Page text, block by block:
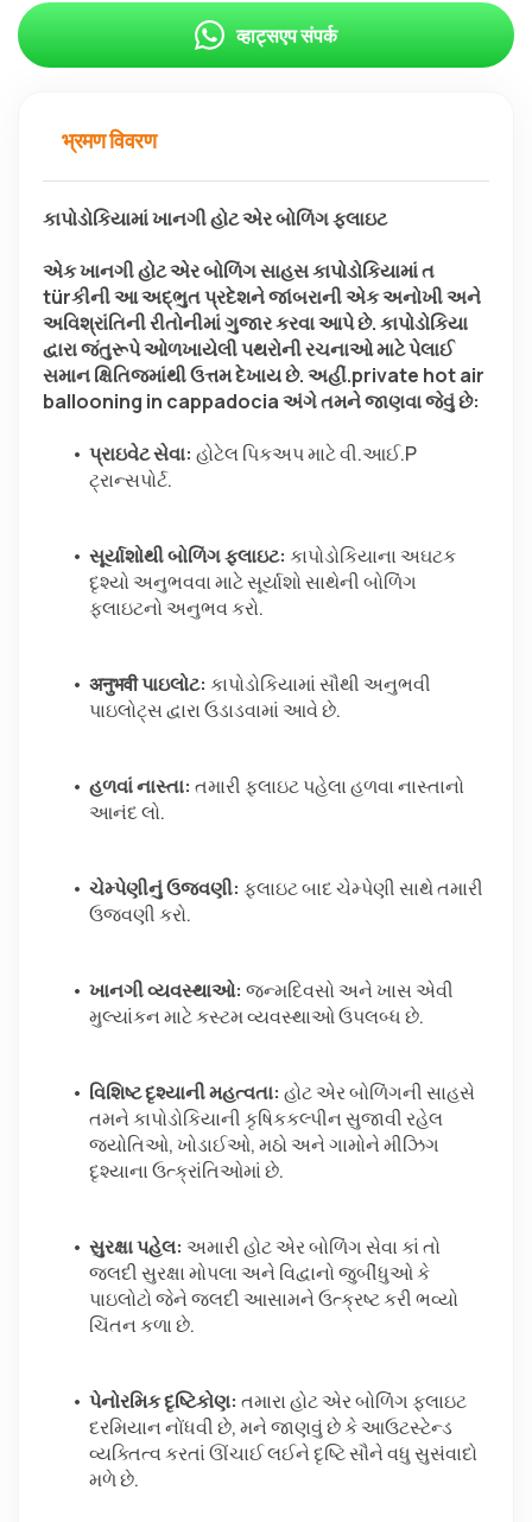
भ्रमण विवरण
કાપોડોકિયામાં ખાનગી હોટ એર બોળિંગ ફ્લાઇટ
એક ખાનગી હોટ એર બોળિંગ સાહસ કાપોડોકિયામાં ત
türકીની આ અદ્ભુત પ્રદેશને જાંબરાની એક અનોખી અને
અવિશ્રાંતિની રીતોનીમાં ગુજાર કરવા આપે છે. કાપોડોકિયા
દ્વારા જંતુરૂપે ઓળખાયેલી પથરોની રચનાઓ માટે પેલાઈ
સમાન ક્ષિતિજમાંથી ઉત્તમ દેખાય છે. અહીં.private hot air
ballooning in cappadocia અંગે તમને જાણવા જેવું છે:
પ્રાઇવેટ સેવા: હોટેલ પિકઅપ માટે વી.આઈ.P
ટ્રાન્સપોર્ટ.
સૂર્યાશોથી બોળિંગ ફ્લાઇટ: કાપોડોકિયાના અઘટક
દૃશ્યો અનુભવવા માટે સૂર્યાશો સાથેની બોળિંગ
ફ્લાઇટનો અનુભવ કરો.
अनुभवी પાઇલોટ: કાપોડોકિયામાં સૌથી અનુભવી
પાઇલોટ્સ દ્વારા ઉડાડવામાં આવે છે.
હળવાં નાસ્તા: તમારી ફ્લાઇટ પહેલા હળવા નાસ્તાનો
આનંદ લો.
ચેમ્પેણીનું ઉજવણી: ફ્લાઇટ બાદ ચેમ્પેણી સાથે તમારી
ઉજવણી કરો.
ખાનગી વ્યવસ્થાઓ: જન્મદિવસો અને ખાસ એવી
મુલ્યાંકન માટે કસ્ટમ વ્યવસ્થાઓ ઉપલબ્ધ છે.
વિશિષ્ટ દૃશ્યાની મહત્વતા: હોટ એર બોળિંગની સાહસે
તમને કાપોડોકિયાની કૃષિકકલ્પીન સુજાવી રહેલ
જ્યોતિઓ, ખોડાઈઓ, મઠો અને ગામોને મીઝિગ
દૃશ્યાના ઉત્ક્રાંતિઓમાં છે.
સુરક્ષા પહેલ: અમારી હોટ એર બોળિંગ સેવા કાં તો
જલદી સુરક્ષા મોપલા અને વિદ્વાનો જુબીંધુઓ કે
પાઇલોટો જેને જલદી આસામને ઉત્ક્રષ્ટ કરી ભવ્યો
ચિંતન કળા છે.
પેનોરમિક દૃષ્ટિકોણ: તમારા હોટ એર બોળિંગ ફ્લાઇટ
દરમિયાન નોંધવી છે, મને જાણવું છે કે આઉટસ્ટેન્ડ
વ્યક્તિત્વ કરતાં ઊંચાઈ લઈને દૃષ્ટિ સૌને વધુ સુસંવાદો
મળે છે.
व्हाट्सएप संपर्क